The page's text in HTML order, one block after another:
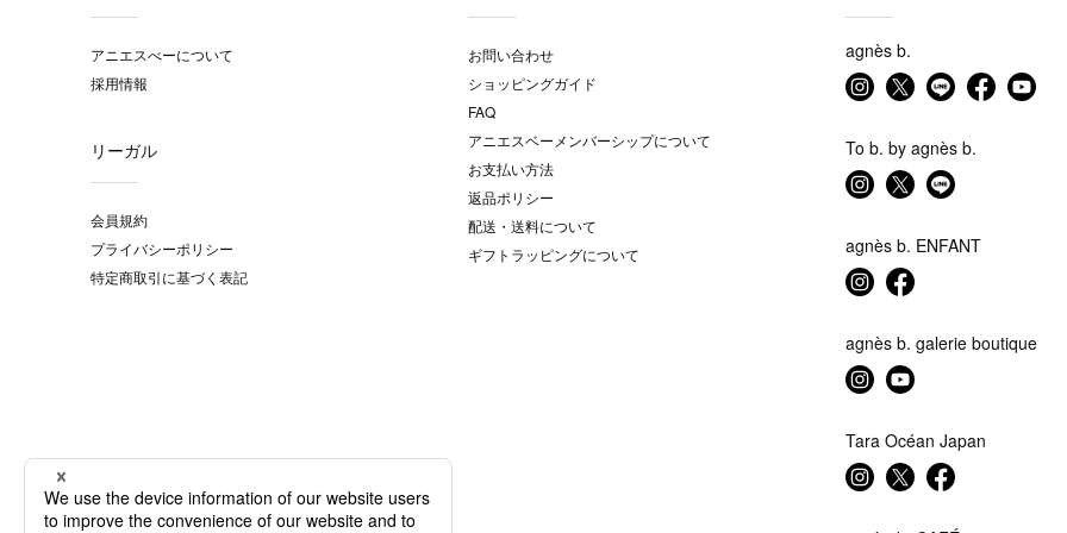
アニエスべーについて
採用情報
リーガル
会員規約
プライバシーポリシー
特定商取引に基づく表記
お問い合わせ
ショッピングガイド
FAQ
アニエスベーメンバーシップについて
お支払い方法
返品ポリシー
配送・送料について
ギフトラッピングについて
agnès b.
To b. by agnès b.
agnès b. ENFANT
agnès b. galerie boutique
Tara Océan Japan